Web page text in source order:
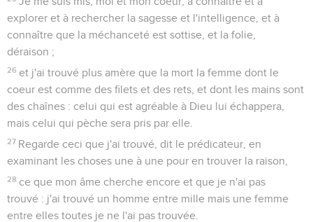
explorer et à rechercher la sagesse et l'intelligence, et à
connaître que la méchanceté est sottise, et la folie,
déraison ;
26 et j'ai trouvé plus amère que la mort la femme dont le
coeur est comme des filets et des rets, et dont les mains sont
des chaînes : celui qui est agréable à Dieu lui échappera,
mais celui qui pèche sera pris par elle.
27 Regarde ceci que j'ai trouvé, dit le prédicateur, en
examinant les choses une à une pour en trouver la raison,
28 ce que mon âme cherche encore et que je n'ai pas
trouvé : j'ai trouvé un homme entre mille mais une femme
entre elles toutes je ne l'ai pas trouvée.